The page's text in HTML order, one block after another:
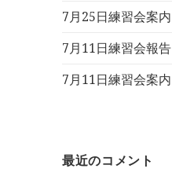
7月25日練習会案内
7月11日練習会報告
7月11日練習会案内
最近のコメント